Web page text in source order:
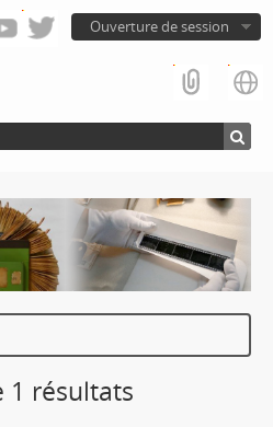
Ouverture de session
1 résultats